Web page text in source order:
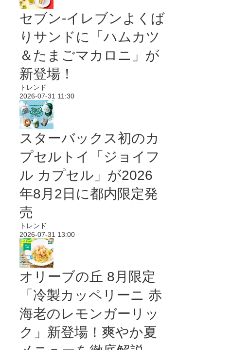
セブン‐イレブンよくば
りサンドに「ハムカツ
＆たまごマカロニ」が
新登場！
トレンド
2026-07-31 11:30
スターバックス初のカ
プセルトイ「ジョイフ
ル カプセル」が2026
年8月2日に都内限定発
売
トレンド
2026-07-31 13:00
オリーブの丘 8月限定
「冷製カッペリーニ 赤
海老のレモンガーリッ
ク」新登場！爽やか夏